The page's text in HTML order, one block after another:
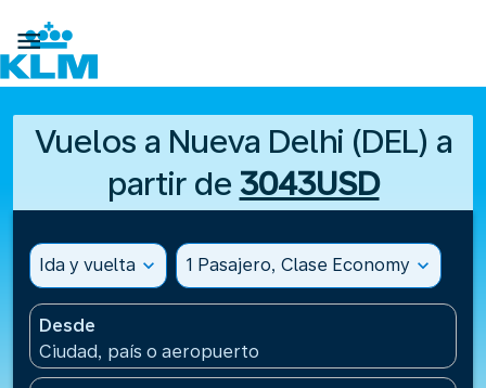

Vuelos a Nueva Delhi (DEL) a
partir de 3043USD
Ida y vuelta expand_more 1 Pasajero, Clase Economy expand_more
Desde
Ciudad, país o aeropuerto